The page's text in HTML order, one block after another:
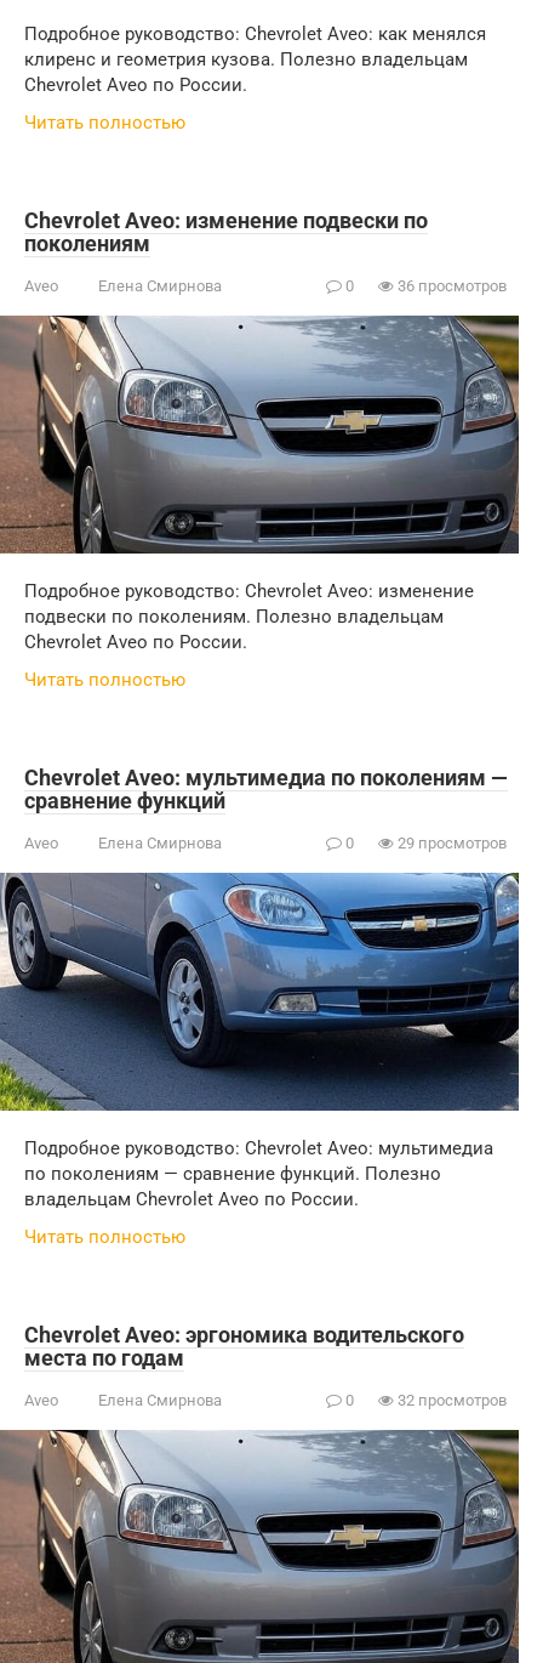
Подробное руководство: Chevrolet Aveo: как менялся
клиренс и геометрия кузова. Полезно владельцам
Chevrolet Aveo по России.
Читать полностью
Chevrolet Aveo: изменение подвески по
поколениям
Aveo Елена Смирнова 0 36 просмотров
Подробное руководство: Chevrolet Aveo: изменение
подвески по поколениям. Полезно владельцам
Chevrolet Aveo по России.
Читать полностью
Chevrolet Aveo: мультимедиа по поколениям —
сравнение функций
Aveo Елена Смирнова 0 29 просмотров
Подробное руководство: Chevrolet Aveo: мультимедиа
по поколениям — сравнение функций. Полезно
владельцам Chevrolet Aveo по России.
Читать полностью
Chevrolet Aveo: эргономика водительского
места по годам
Aveo Елена Смирнова 0 32 просмотров